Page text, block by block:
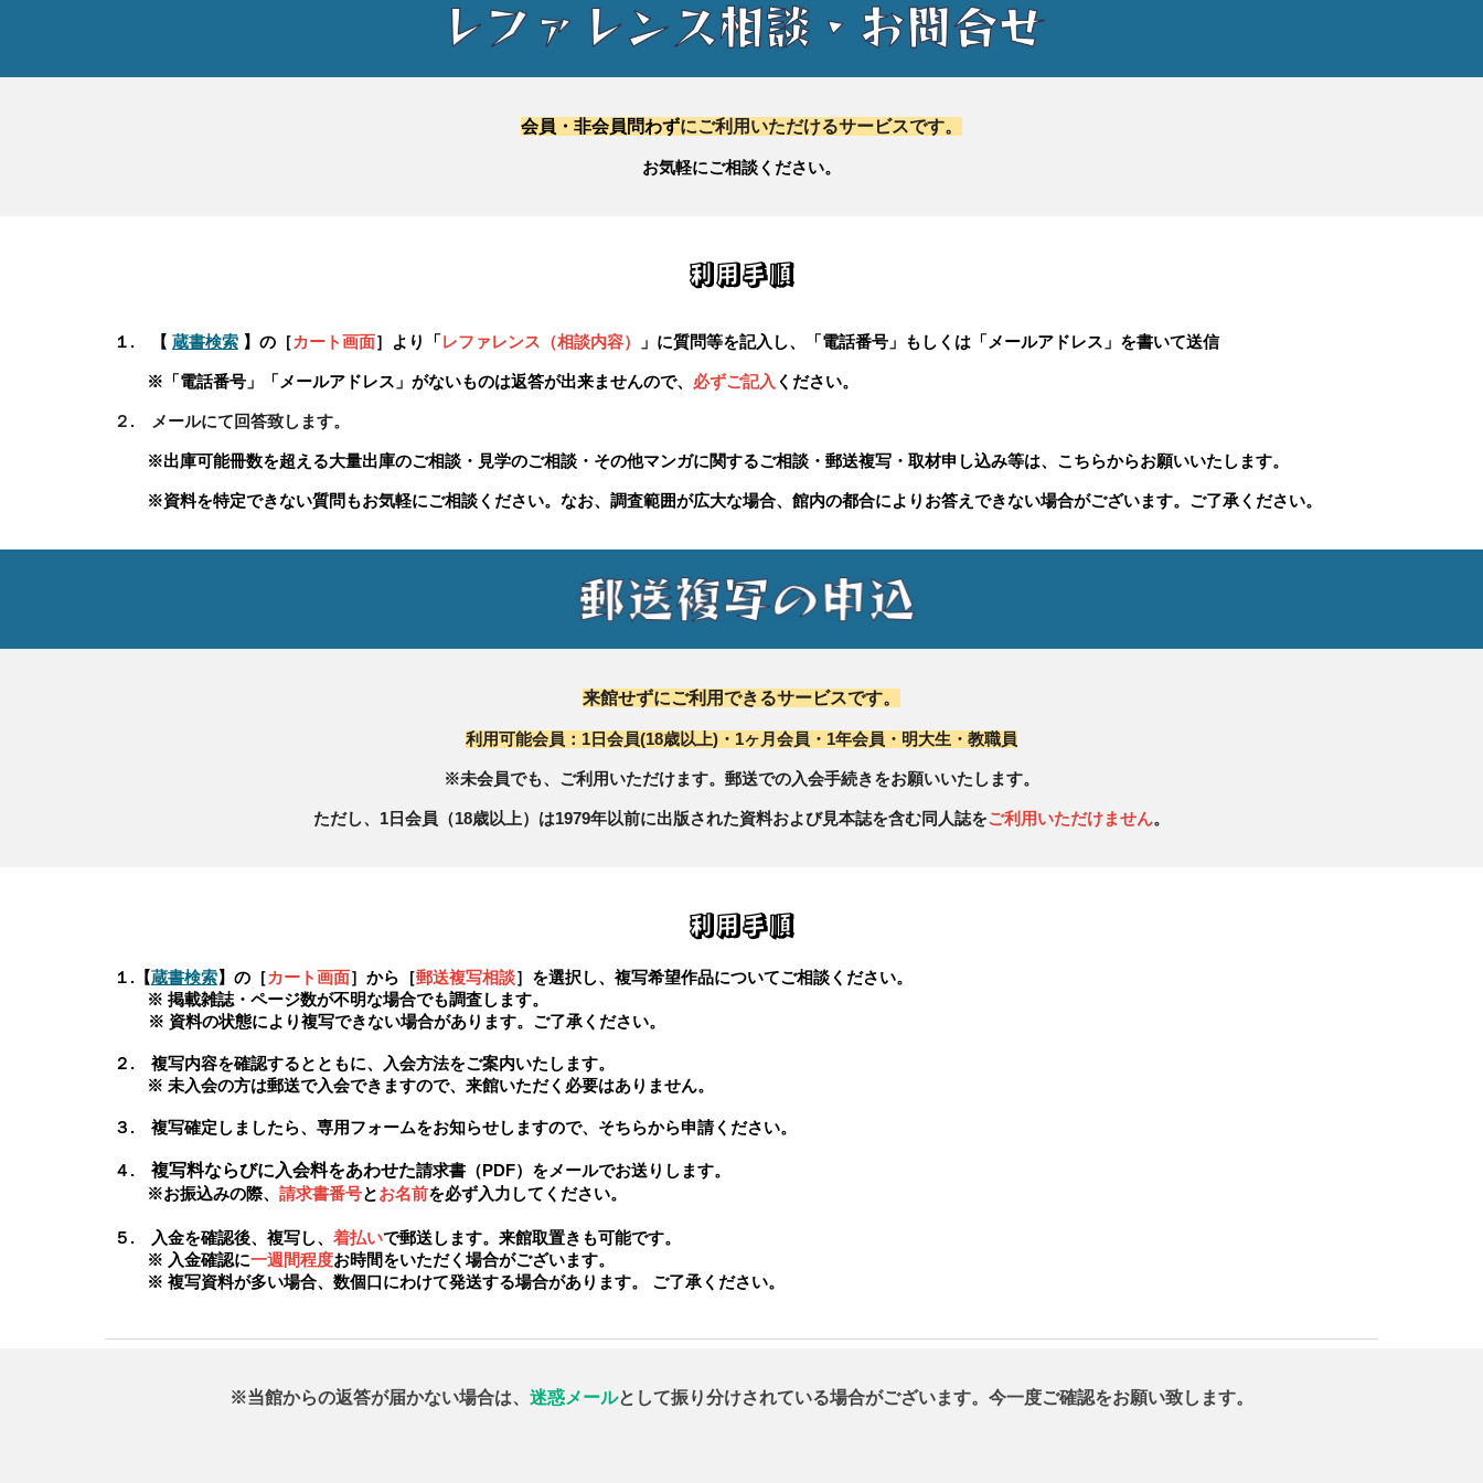
会員・非会員問わずにご利用いただけるサービスです。
お気軽にご相談ください。
利用手順
１. 【 蔵書検索 】の［カート画面］より「 レファレンス（相談内容） 」に質問等を記入し、「電話番号」もしくは「メールアドレス」を書いて送信
※「電話番号」「メールアドレス」がないものは返答が出来ませんので、 必ずご記入 ください。
２. メールにて回答致します。
※出庫可能冊数を超える大量出庫のご相談・見学のご相談・ その他マンガに関するご相談・郵送複写・取材申し込み等は、こちらからお願いいたします。
※資料を特定できない質問もお気軽にご相談ください。なお、調査範囲が広大な場合、館内の都合によりお答えできない場合がございます。ご了承ください。
来館せずにご利用できるサービスです。
利用可能会員：1日会員(18歳以上)・1ヶ月会員・1年会員・ 明大生・教職員
※未会員でも、ご利用いただけます。郵送での入会手続きをお願いいたします。
ただし、1日会員（18歳以上）は1979年以前に出版された資料および見本誌を含む同人誌をご利用いただけません。
利用手順
１.【蔵書検索】の［カート画面］から［郵送複写相談］ を選択し、複写希望作品についてご相談ください。
※ 掲載雑誌・ページ数が不明な場合でも調査します。
※ 資料の状態により複写できない場合があります。ご了承ください。
２. 複写内容を確認するとともに、入会方法をご案内いたします。
※ 未入会の方は郵送で入会できますので、来館いただく必要はありません。
３. 複写確定しましたら、専用フォームをお知らせしますので、そちらから申請ください。
４. 複写料ならびに入会料をあわせた請求書（PDF）をメールでお送りします。
※お振込みの際、 請求書番号とお名前を必ず入力してください。
５. 入金を確認後、複写し、 着払いで郵送します。来館取置きも可能です。
※ 入金確認に一週間程度お時間をいただく場合がございます。
※ 複写資料が多い場合、数個口にわけて発送する場合があります。 ご了承ください。
※当館からの返答が届かない場合は、 迷惑メールとして振り分けされている場合がございます。今一度ご確認をお願い致します。